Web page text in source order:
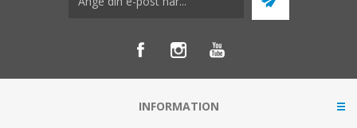
INFORMATION